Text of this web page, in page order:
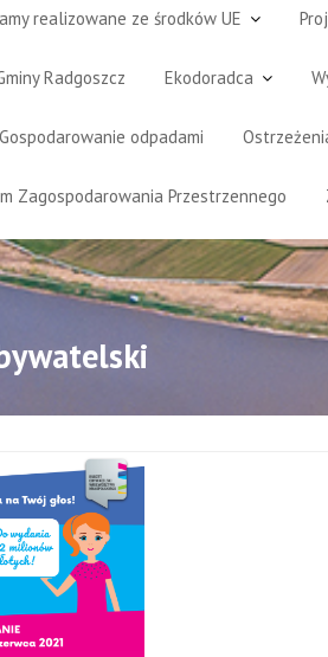
realizowane ze środków UE
Radgoszcz Ekodoradca
Gospodarowanie odpadami
Zagospodarowania Przestrzennego